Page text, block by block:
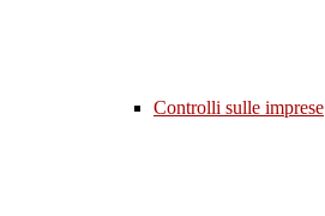
Controlli sulle imprese